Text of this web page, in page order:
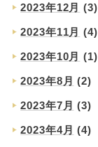
2023年12月 (3)
2023年11月 (4)
2023年10月 (1)
2023年8月 (2)
2023年7月 (3)
2023年4月 (4)